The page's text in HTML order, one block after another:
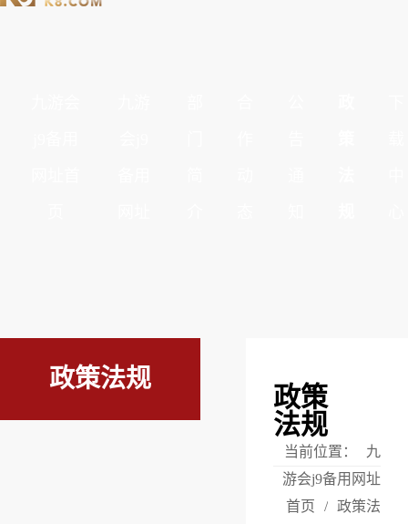
政策法规
政策
法规
当前位置：
九
游会j9备用网址
首页
/ 政策法